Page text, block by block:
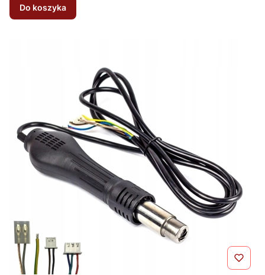
Do koszyka